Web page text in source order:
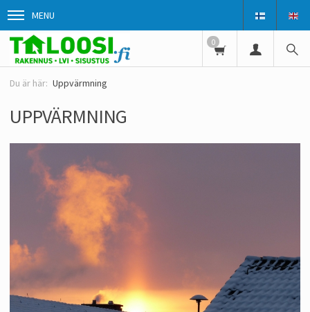
MENU
0
Uppvärmning
UPPVÄRMNING